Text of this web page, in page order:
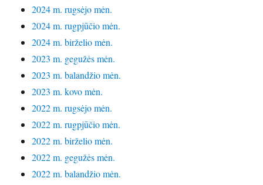
2024 m. rugsėjo mėn.
2024 m. rugpjūčio mėn.
2024 m. birželio mėn.
2023 m. gegužės mėn.
2023 m. balandžio mėn.
2023 m. kovo mėn.
2022 m. rugsėjo mėn.
2022 m. rugpjūčio mėn.
2022 m. birželio mėn.
2022 m. gegužės mėn.
2022 m. balandžio mėn.